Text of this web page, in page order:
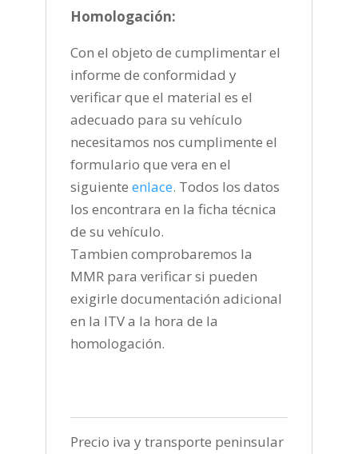
Homologación:
Con el objeto de cumplimentar el
informe de conformidad y
verificar que el material es el
adecuado para su vehículo
necesitamos nos cumplimente el
formulario que vera en el
siguiente enlace. Todos los datos
los encontrara en la ficha técnica
de su vehículo.
Tambien comprobaremos la
MMR para verificar si pueden
exigirle documentación adicional
en la ITV a la hora de la
homologación.
Precio iva y transporte peninsular